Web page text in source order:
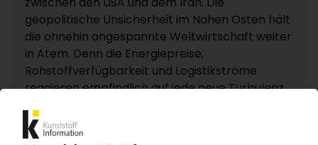
geopolitische Unsicherheit im Nahen Osten hält
die ohnehin angespannte Weltwirtschaft weiter
in Atem. Denn die Energiepreise,
Rohstoffverfügbarkeit und Logistikströme
reagieren empfindlich auf jede neue Turbulenz.
KI – Kunststoff Information dokumentiert und
analysiert die für die Polymermärkte